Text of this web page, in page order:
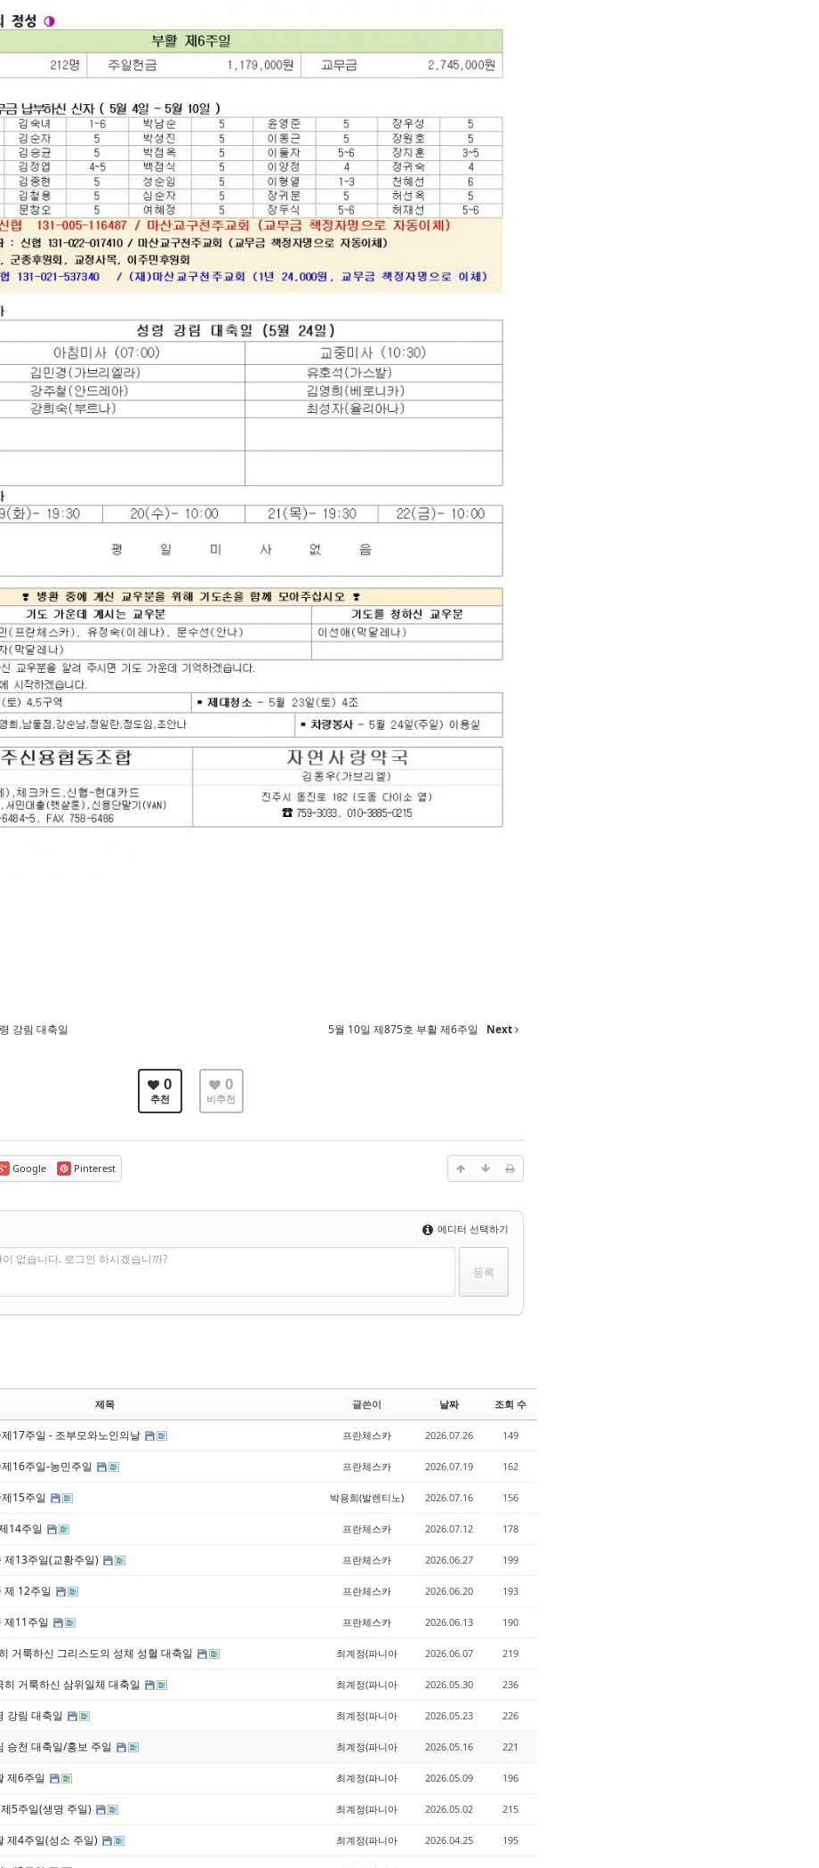
강림 대축일 5월 10일 제875호 부활 제6주일 Next
0
추천
0
비추천
Google Pinterest
에디터 선택하기
없습니다. 로그인 하시겠습니까?
제목 글쓴이 날짜 조회 수
17주일 - 조부모와노인의날 프란체스카 2026.07.26 149
16주일-농민주일 프란체스카 2026.07.19 162
15주일 박용희(발렌티노) 2026.07.16 156
14주일 프란체스카 2026.07.12 178
13주일(교황주일) 프란체스카 2026.06.27 199
제 12주일 프란체스카 2026.06.20 193
제11주일 프란체스카 2026.06.13 190
거룩하신 그리스도의 성체 성혈 대축일 최계정(파니아 2026.06.07 219
거룩하신 삼위일체 대축일 최계정(파니아 2026.05.30 236
강림 대축일 최계정(파니아 2026.05.23 226
승천 대축일/홍보 주일 최계정(파니아 2026.05.16 221
제6주일 최계정(파니아 2026.05.09 196
5주일(생명 주일) 최계정(파니아 2026.05.02 215
제4주일(성소 주일) 최계정(파니아 2026.04.25 195